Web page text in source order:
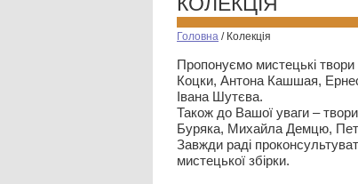
Головна / Колекція
Пропонуємо мистецькі
Коцки, Антона Кашшая,
Івана Шутєва.
Також до Вашої уваги –
Буряка, Михайла Демцю,
Завжди раді
мистецької збірки.